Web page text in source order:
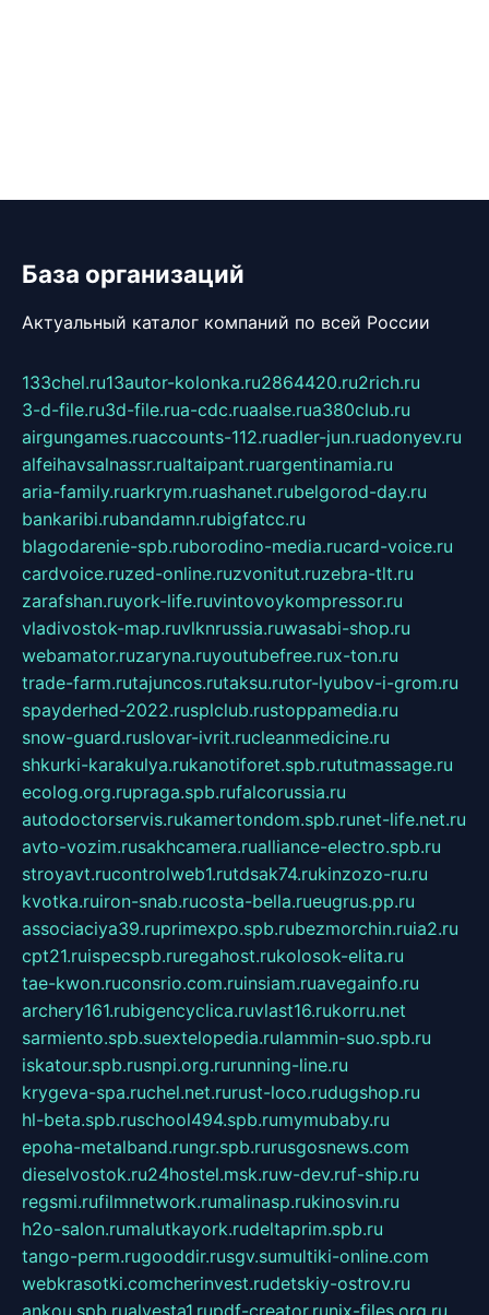
База организаций
Актуальный каталог компаний по всей России
133chel.ru13autor-kolonka.ru2864420.ru2rich.ru
3-d-file.ru3d-file.rua-cdc.ruaalse.rua380club.ru
airgungames.ruaccounts-112.ruadler-jun.ruadonyev.ru
alfeihavsalnassr.rualtaipant.ruargentinamia.ru
aria-family.ruarkrym.ruashanet.rubelgorod-day.ru
bankaribi.rubandamn.rubigfatcc.ru
blagodarenie-spb.ruborodino-media.rucard-voice.ru
cardvoice.ruzed-online.ruzvonitut.ruzebra-tlt.ru
zarafshan.ruyork-life.ruvintovoykompressor.ru
vladivostok-map.ruvlknrussia.ruwasabi-shop.ru
webamator.ruzaryna.ruyoutubefree.rux-ton.ru
trade-farm.rutajuncos.rutaksu.rutor-lyubov-i-grom.ru
spayderhed-2022.rusplclub.rustoppamedia.ru
snow-guard.ruslovar-ivrit.rucleanmedicine.ru
shkurki-karakulya.rukanotiforet.spb.rututmassage.ru
ecolog.org.rupraga.spb.rufalcorussia.ru
autodoctorservis.rukamertondom.spb.runet-life.net.ru
avto-vozim.rusakhcamera.rualliance-electro.spb.ru
stroyavt.rucontrolweb1.rutdsak74.rukinzozo-ru.ru
kvotka.ruiron-snab.rucosta-bella.rueugrus.pp.ru
associaciya39.ruprimexpo.spb.rubezmorchin.ruia2.ru
cpt21.ruispecspb.ruregahost.rukolosok-elita.ru
tae-kwon.ruconsrio.com.ruinsiam.ruavegainfo.ru
archery161.rubigencyclica.ruvlast16.rukorru.net
sarmiento.spb.suextelopedia.rulammin-suo.spb.ru
iskatour.spb.rusnpi.org.rurunning-line.ru
krygeva-spa.ruchel.net.rurust-loco.rudugshop.ru
hl-beta.spb.ruschool494.spb.rumymubaby.ru
epoha-metalband.rungr.spb.rurusgosnews.com
dieselvostok.ru24hostel.msk.ruw-dev.ruf-ship.ru
regsmi.rufilmnetwork.rumalinasp.rukinosvin.ru
h2o-salon.rumalutkayork.rudeltaprim.spb.ru
tango-perm.rugooddir.rusgv.sumultiki-online.com
webkrasotki.comcherinvest.rudetskiy-ostrov.ru
ankou.spb.rualvesta1.rupdf-creator.runix-files.org.ru